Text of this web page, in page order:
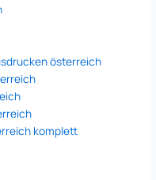
österreich
komplett